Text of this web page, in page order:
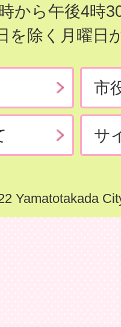
から午後4時
を除く月曜日
市
サ
Yamatotakada